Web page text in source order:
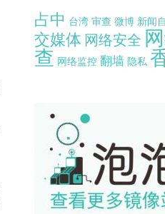
占中 台湾 审查 微博 新闻
交媒体 网络安全
查 网络监控 翻墙 隐私
pao-pao-banner-